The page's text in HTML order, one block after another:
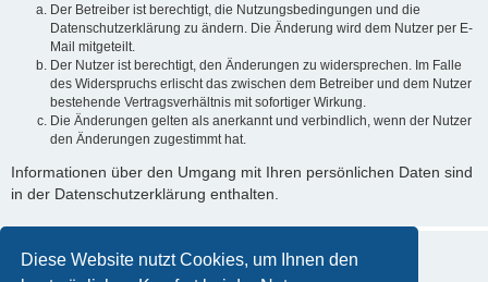
Diese Website nutzt Cookies, um Ihnen den
Der Betreiber ist berechtigt, die Nutzungsbedingungen und die
Datenschutzerklärung zu ändern. Die Änderung wird dem Nutzer per E-
Mail mitgeteilt.
Der Nutzer ist berechtigt, den Änderungen zu widersprechen. Im Falle
des Widerspruchs erlischt das zwischen dem Betreiber und dem Nutzer
bestehende Vertragsverhältnis mit sofortiger Wirkung.
Die Änderungen gelten als anerkannt und verbindlich, wenn der Nutzer
den Änderungen zugestimmt hat.
Informationen über den Umgang mit Ihren persönlichen Daten sind
in der Datenschutzerklärung enthalten.